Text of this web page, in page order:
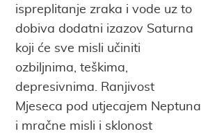
ispreplitanje zraka i vode uz to
dobiva dodatni izazov Saturna
koji će sve misli učiniti
ozbiljnima, teškima,
depresivnima. Ranjivost
Mjeseca pod utjecajem Neptuna
i mračne misli i sklonost